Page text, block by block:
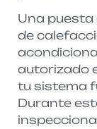
Una
de
autorizado
tu sistema
Durante